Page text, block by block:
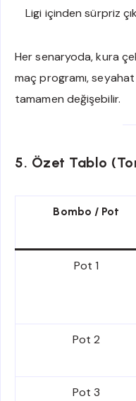
Ligi içinden sürpriz
Her senaryoda, kura
maç programı, seyahat
tamamen değişebilir.
5. Özet Tablo
Bombo / Pot
Pot 1
Pot 2
Pot 3